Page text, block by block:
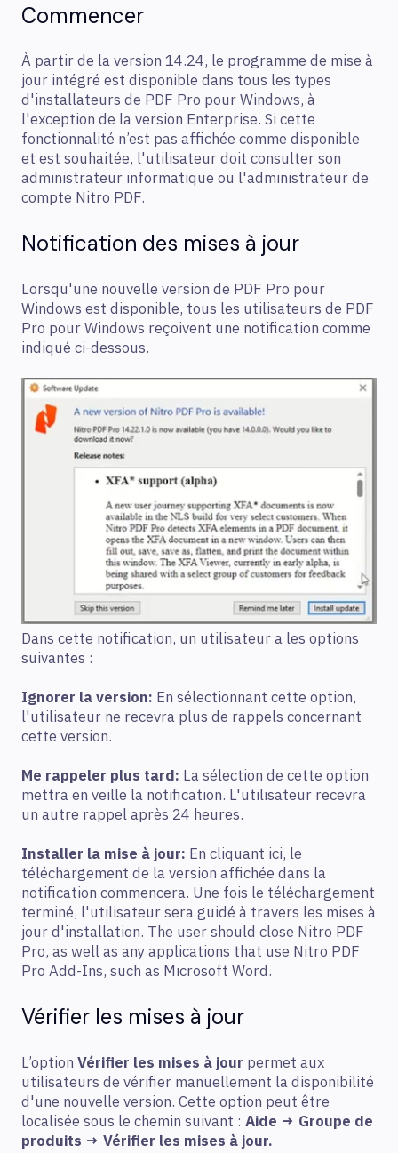
Commencer
À partir de la version 14.24, le programme de mise à
jour intégré est disponible dans tous les types
d'installateurs de PDF Pro pour Windows, à
l'exception de la version Enterprise. Si cette
fonctionnalité n’est pas affichée comme disponible
et est souhaitée, l'utilisateur doit consulter son
administrateur informatique ou l'administrateur de
compte Nitro PDF.
Notification des mises à jour
Lorsqu'une nouvelle version de PDF Pro pour
Windows est disponible, tous les utilisateurs de PDF
Pro pour Windows reçoivent une notification comme
indiqué ci-dessous.
Dans cette notification, un utilisateur a les options
suivantes :
Ignorer la version: En sélectionnant cette option,
l'utilisateur ne recevra plus de rappels concernant
cette version.
Me rappeler plus tard: La sélection de cette option
mettra en veille la notification. L'utilisateur recevra
un autre rappel après 24 heures.
Installer la mise à jour: En cliquant ici, le
téléchargement de la version affichée dans la
notification commencera. Une fois le téléchargement
terminé, l'utilisateur sera guidé à travers les mises à
jour d'installation. The user should close Nitro PDF
Pro, as well as any applications that use Nitro PDF
Pro Add-Ins, such as Microsoft Word.
Vérifier les mises à jour
L’option Vérifier les mises à jour permet aux
utilisateurs de vérifier manuellement la disponibilité
d'une nouvelle version. Cette option peut être
localisée sous le chemin suivant : Aide → Groupe de
produits → Vérifier les mises à jour.